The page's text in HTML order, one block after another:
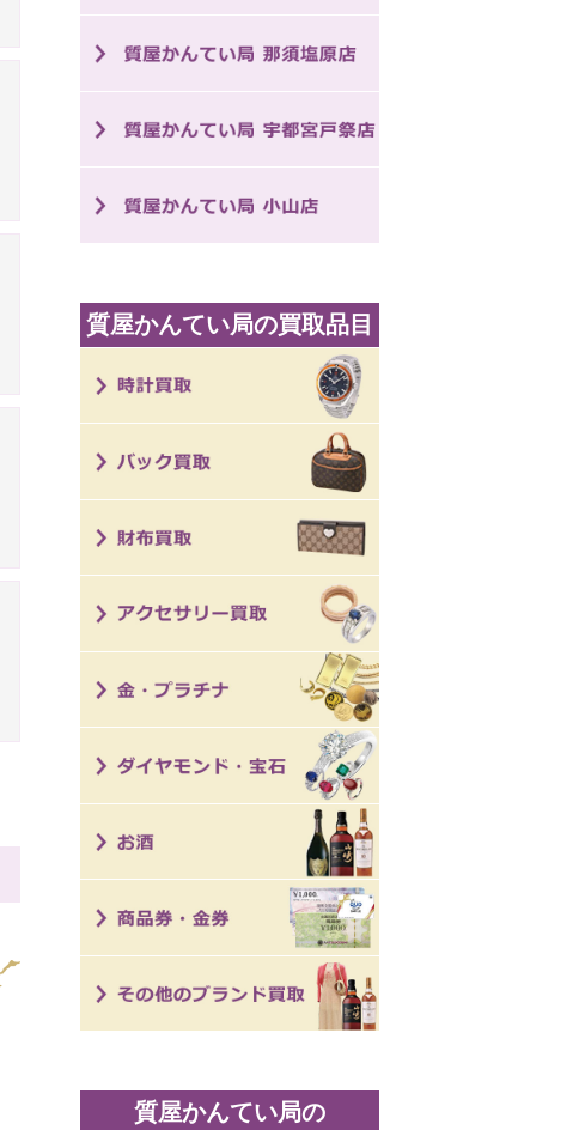
質屋かんてい局の買取品目
質屋かんてい局の